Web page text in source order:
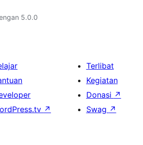
5.0.0
↗
Terlibat
Kegiatan
Donasi ↗
Swag ↗